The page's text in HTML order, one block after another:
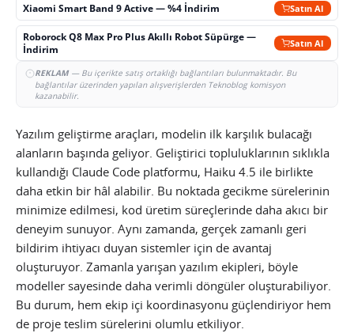
Xiaomi Smart Band 9 Active — %4 İndirim Satın Al
Roborock Q8 Max Pro Plus Akıllı Robot Süpürge —
İndirim
Satın Al
REKLAM— Bu içerikte satış ortaklığı bağlantıları bulunmaktadır. Bu
bağlantılar üzerinden yapılan alışverişlerden Teknoblog komisyon
kazanabilir.
Yazılım geliştirme araçları, modelin ilk karşılık bulacağı
alanların başında geliyor. Geliştirici topluluklarının sıklıkla
kullandığı Claude Code platformu, Haiku 4.5 ile birlikte
daha etkin bir hâl alabilir. Bu noktada gecikme sürelerinin
minimize edilmesi, kod üretim süreçlerinde daha akıcı bir
deneyim sunuyor. Aynı zamanda, gerçek zamanlı geri
bildirim ihtiyacı duyan sistemler için de avantaj
oluşturuyor. Zamanla yarışan yazılım ekipleri, böyle
modeller sayesinde daha verimli döngüler oluşturabiliyor.
Bu durum, hem ekip içi koordinasyonu güçlendiriyor hem
de proje teslim sürelerini olumlu etkiliyor.